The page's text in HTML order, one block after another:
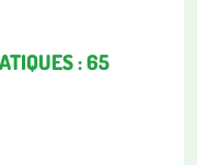
: 65